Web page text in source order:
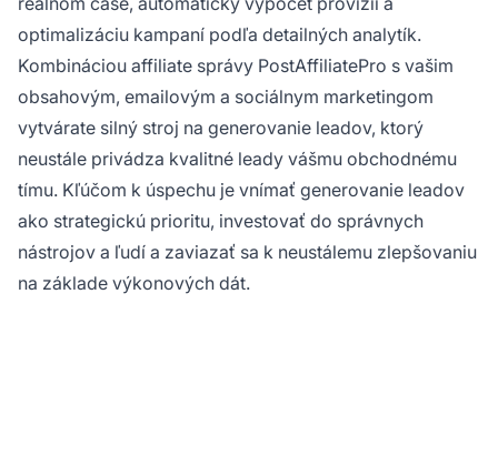
optimalizáciu kampaní podľa detailných analytík.
Kombináciou affiliate správy PostAffiliatePro s vašim
obsahovým, emailovým a sociálnym marketingom
vytvárate silný stroj na generovanie leadov, ktorý
neustále privádza kvalitné leady vášmu obchodnému
tímu. Kľúčom k úspechu je vnímať generovanie leadov
ako strategickú prioritu, investovať do správnych
nástrojov a ľudí a zaviazať sa k neustálemu zlepšovaniu
na základe výkonových dát.